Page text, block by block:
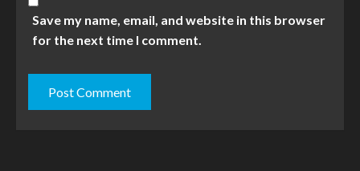
Save my name, email, and website in this browser
for the next time I comment.